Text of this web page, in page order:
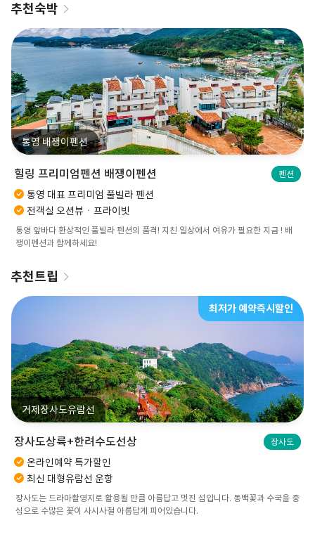
추천숙박
통영 배쟁이펜션
힐링 프리미엄펜션 배쟁이펜션 펜션
통영 대표 프리미엄 풀빌라 펜션
전객실 오션뷰ㆍ프라이빗
통영 앞바다 환상적인 풀빌라 펜션의 품격! 지친 일상에서 여유가 필요한 지금 ! 배
쟁이펜션과 함께하세요!
추천트립
최저가 예약즉시할인
거제장사도유람선
장사도상륙+한려수도선상 장사도
온라인예약 특가할인
최신 대형유람선 운항
장사도는 드라마촬영지로 활용될 만큼 아름답고 멋진 섬입니다. 동백꽃과 수국을 중
심으로 수많은 꽃이 사시사철 아름답게 피어있습니다.